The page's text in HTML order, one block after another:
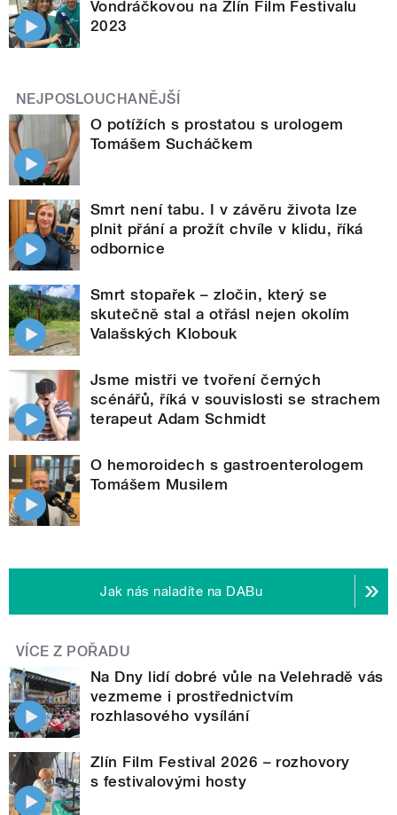
Vondráčkovou na Zlín Film Festivalu
2023
NEJPOSLOUCHANĚJŠÍ
O potížích s prostatou s urologem
Tomášem Sucháčkem
Smrt není tabu. I v závěru života lze
plnit přání a prožít chvíle v klidu, říká
odbornice
Smrt stopařek – zločin, který se
skutečně stal a otřásl nejen okolím
Valašských Klobouk
Jsme mistři ve tvoření černých
scénářů, říká v souvislosti se strachem
terapeut Adam Schmidt
O hemoroidech s gastroenterologem
Tomášem Musilem
Jak nás naladíte na DABu
VÍCE Z POŘADU
Na Dny lidí dobré vůle na Velehradě vás
vezmeme i prostřednictvím
rozhlasového vysílání
Zlín Film Festival 2026 – rozhovory
s festivalovými hosty